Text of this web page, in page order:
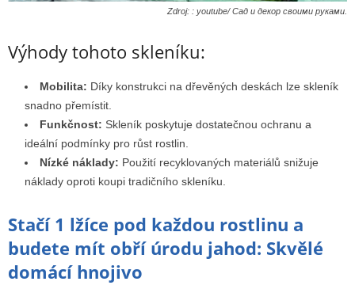
Zdroj: : youtube/ Сад и декор своими руками.
Výhody tohoto skleníku:
Mobilita: Díky konstrukci na dřevěných deskách lze skleník
snadno přemístit.
Funkčnost: Skleník poskytuje dostatečnou ochranu a
ideální podmínky pro růst rostlin.
Nízké náklady: Použití recyklovaných materiálů snižuje
náklady oproti koupi tradičního skleníku.
Stačí 1 lžíce pod každou rostlinu a
budete mít obří úrodu jahod: Skvělé
domácí hnojivo